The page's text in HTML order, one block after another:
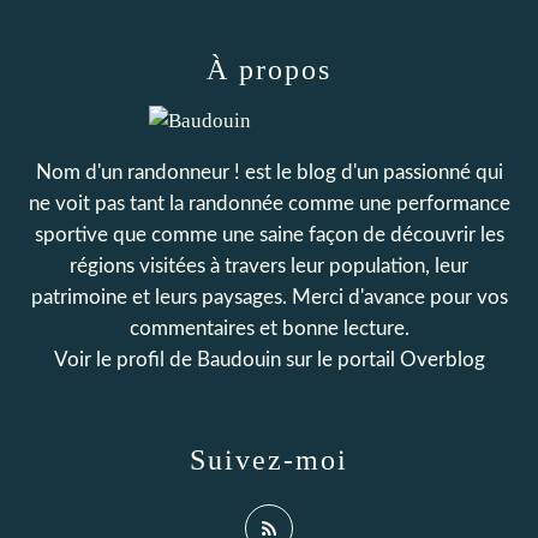
Suivez-moi
À propos
Nom d'un randonneur ! est le blog d'un passionné qui
ne voit pas tant la randonnée comme une performance
sportive que comme une saine façon de découvrir les
régions visitées à travers leur population, leur
patrimoine et leurs paysages. Merci d'avance pour vos
commentaires et bonne lecture.
Voir le profil de Baudouinsur le portail Overblog